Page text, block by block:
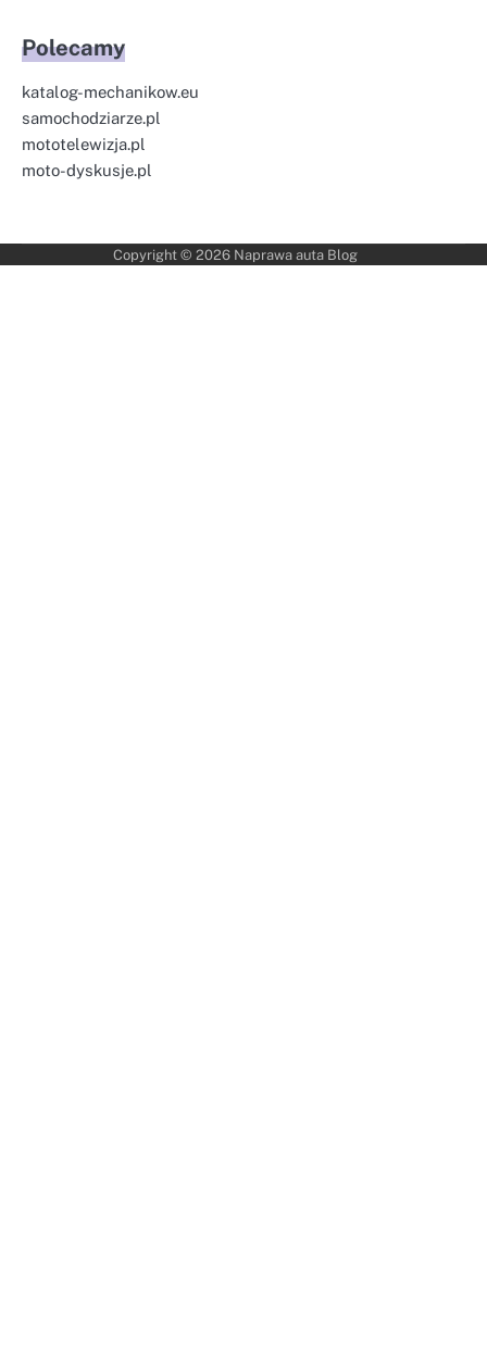
Polecamy
katalog-mechanikow.eu
samochodziarze.pl
mototelewizja.pl
moto-dyskusje.pl
Copyright © 2026 Naprawa auta Blog